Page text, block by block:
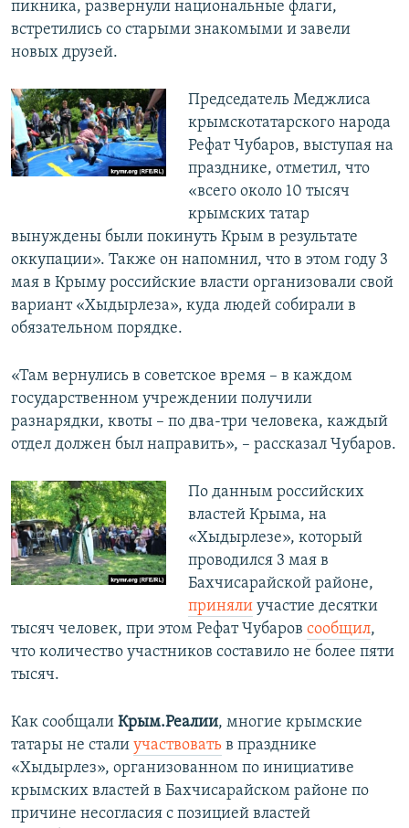
пикника, развернули национальные флаги,
встретились со старыми знакомыми и завели
новых друзей.
Председатель Меджлиса
крымскотатарского народа
Рефат Чубаров, выступая на
празднике, отметил, что
«всего около 10 тысяч
крымских татар
вынуждены были покинуть Крым в результате
оккупации». Также он напомнил, что в этом году 3
мая в Крыму российские власти организовали свой
вариант «Хыдырлеза», куда людей собирали в
обязательном порядке.
«Там вернулись в советское время – в каждом
государственном учреждении получили
разнарядки, квоты – по два-три человека, каждый
отдел должен был направить», – рассказал Чубаров.
По данным российских
властей Крыма, на
«Хыдырлезе», который
проводился 3 мая в
Бахчисарайской районе,
принялиучастие десятки
тысяч человек, при этом Рефат Чубаров сообщил,
что количество участников составило не более пяти
тысяч.
Как сообщали Крым.Реалии, многие крымские
татары не стали участвовать в празднике
«Хыдырлез», организованном по инициативе
крымских властей в Бахчисарайском районе по
причине несогласия с позицией властей